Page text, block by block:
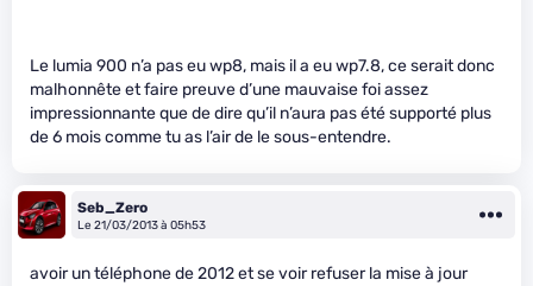
Le lumia 900 n’a pas eu wp8, mais il a eu wp7.8, ce serait donc
malhonnête et faire preuve d’une mauvaise foi assez
impressionnante que de dire qu’il n’aura pas été supporté plus
de 6 mois comme tu as l’air de le sous-entendre.
Seb_Zero
Le 21/03/2013 à 05h53
avoir un téléphone de 2012 et se voir refuser la mise à jour